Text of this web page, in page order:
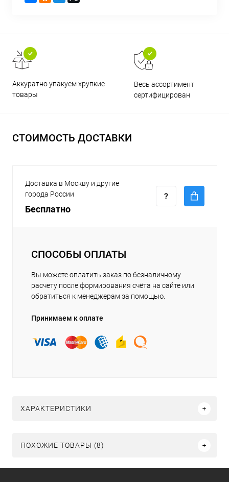
Аккуратно упакуем хрупкие
товары
Весь ассортимент
сертифицирован
СТОИМОСТЬ ДОСТАВКИ
Доставка в Москву и другие
города России
Бесплатно
СПОСОБЫ ОПЛАТЫ
Вы можете оплатить заказ по безналичному
расчету после формирования счёта на сайте или
обратиться к менеджерам за помощью.
Принимаем к оплате
ХАРАКТЕРИСТИКИ
ПОХОЖИЕ ТОВАРЫ (8)